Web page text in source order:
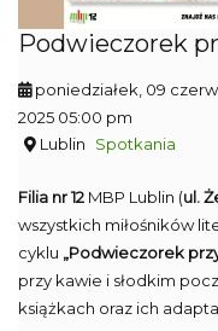
Podwieczorek
poniedziałek, 09
2025 05:00 pm
Lublin
Spotkania
Filia nr 12 MBP Lublin (ul.
wszystkich miłośników
cyklu „Podwieczorek
przy kawie i słodkim
książkach oraz ich